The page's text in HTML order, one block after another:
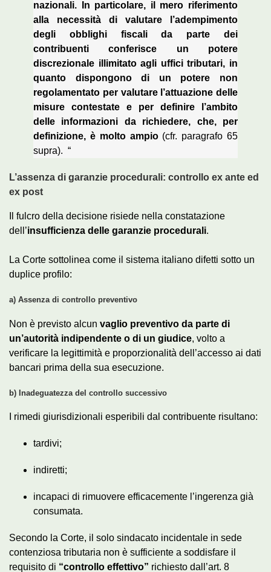
nazionali. In particolare, il mero riferimento
alla necessità di valutare l’adempimento
degli obblighi fiscali da parte dei
contribuenti conferisce un potere
discrezionale illimitato agli uffici tributari, in
quanto dispongono di un potere non
regolamentato per valutare l’attuazione delle
misure contestate e per definire l’ambito
delle informazioni da richiedere, che, per
definizione, è molto ampio(cfr. paragrafo 65
supra). “
L’assenza di garanzie procedurali: controllo ex ante ed
ex post
Il fulcro della decisione risiede nella constatazione
dell’insufficienza delle garanzie procedurali.
La Corte sottolinea come il sistema italiano difetti sotto un
duplice profilo:
a) Assenza di controllo preventivo
Non è previsto alcun vaglio preventivo da parte di
un’autorità indipendente o di un giudice, volto a
verificare la legittimità e proporzionalità dell’accesso ai dati
bancari prima della sua esecuzione.
b) Inadeguatezza del controllo successivo
I rimedi giurisdizionali esperibili dal contribuente risultano:
tardivi;
indiretti;
incapaci di rimuovere efficacemente l’ingerenza già
consumata.
Secondo la Corte, il solo sindacato incidentale in sede
contenziosa tributaria non è sufficiente a soddisfare il
requisito di “controllo effettivo” richiesto dall’art. 8